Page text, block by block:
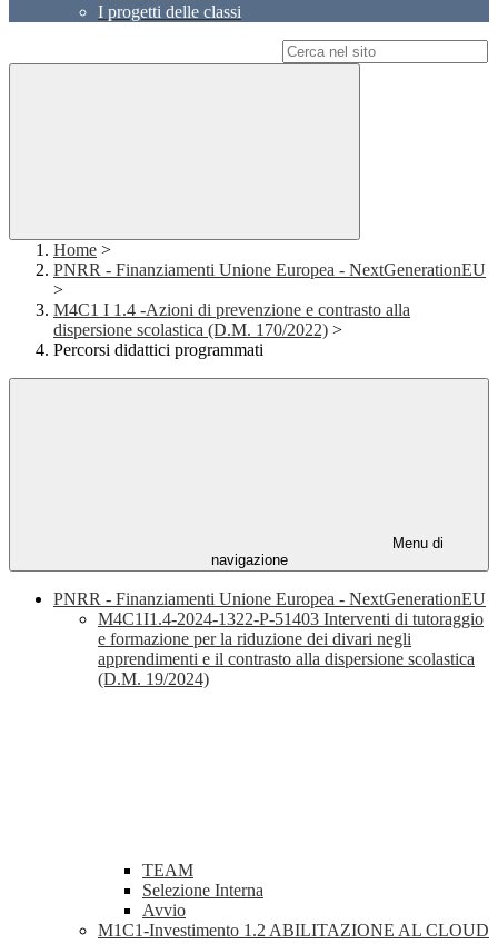
I progetti delle classi
Home >
PNRR - Finanziamenti Unione Europea - NextGenerationEU
>
M4C1 I 1.4 -Azioni di prevenzione e contrasto alla
dispersione scolastica (D.M. 170/2022) >
Percorsi didattici programmati
Menu di
navigazione
PNRR - Finanziamenti Unione Europea - NextGenerationEU
M4C1I1.4-2024-1322-P-51403 Interventi di tutoraggio
e formazione per la riduzione dei divari negli
apprendimenti e il contrasto alla dispersione scolastica
(D.M. 19/2024)
TEAM
Selezione Interna
Avvio
M1C1-Investimento 1.2 ABILITAZIONE AL CLOUD